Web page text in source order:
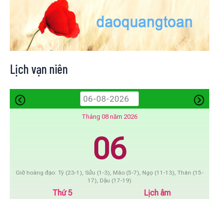
Lịch vạn niên
Tháng 08 năm 2026
06
Giờ hoàng đạo: Tý (23-1), Sửu (1-3), Mão (5-7), Ngọ (11-13), Thân (15-
17), Dậu (17-19)
Thứ 5 Lịch âm